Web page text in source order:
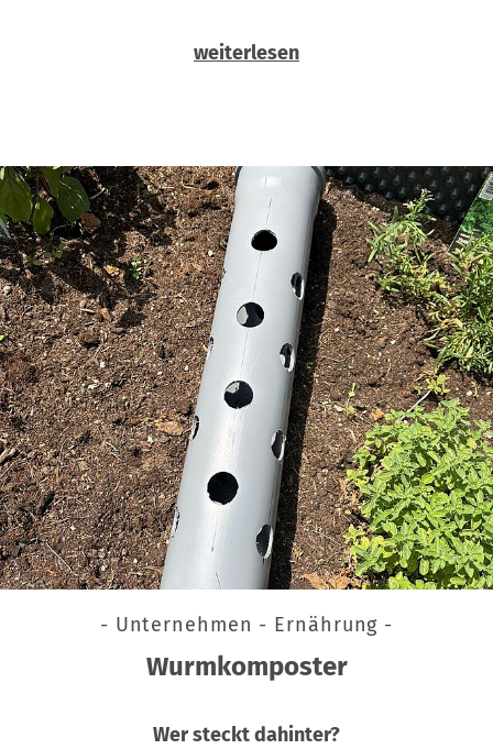
weiterlesen
- Unternehmen - Ernährung -
Wurmkomposter
Wer steckt dahinter?